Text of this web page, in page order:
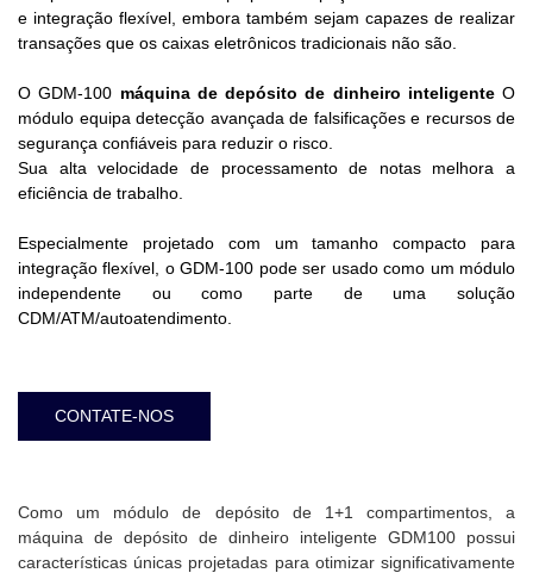
e integração flexível, embora também sejam capazes de realizar
transações que os caixas eletrônicos tradicionais não são.
O GDM-100 máquina de depósito de dinheiro inteligenteO
módulo equipa detecção avançada de falsificações e recursos de
segurança confiáveis ​​para reduzir o risco.
Sua alta velocidade de processamento de notas melhora a
eficiência de trabalho.
Especialmente projetado com um tamanho compacto para
integração flexível, o GDM-100 pode ser usado como um módulo
independente ou como parte de uma solução
CDM/ATM/autoatendimento.
CONTATE-NOS
Como um módulo de depósito de 1+1 compartimentos, a
máquina de depósito de dinheiro inteligente GDM100 possui
características únicas projetadas para otimizar significativamente